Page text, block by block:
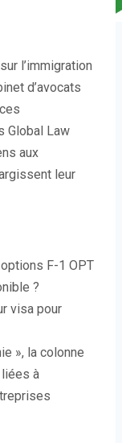
l’immigration
d’avocats
Global Law
aux
leur
F-1 OPT
?
visa pour
», la colonne
à